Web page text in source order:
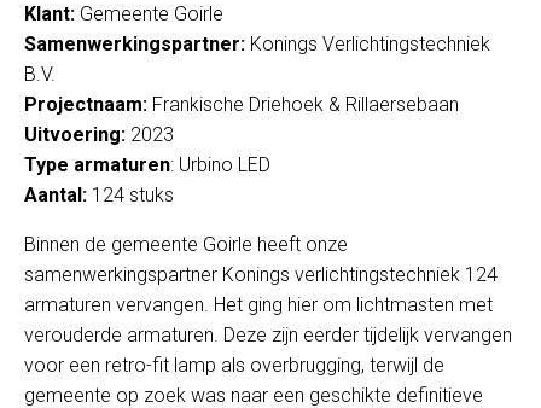
Klant: Gemeente Goirle
Samenwerkingspartner: Konings Verlichtingstechniek
B.V.
Projectnaam: Frankische Driehoek & Rillaersebaan
Uitvoering: 2023
Type armaturen: Urbino LED
Aantal: 124 stuks
Binnen de gemeente Goirle heeft onze
samenwerkingspartner Konings verlichtingstechniek 124
armaturen vervangen. Het ging hier om lichtmasten met
verouderde armaturen. Deze zijn eerder tijdelijk vervangen
voor een retro-fit lamp als overbrugging, terwijl de
gemeente op zoek was naar een geschikte definitieve